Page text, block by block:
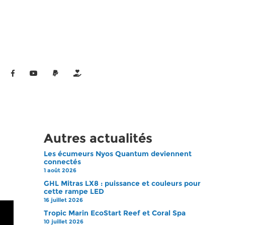
Autres actualités
Les écumeurs Nyos Quantum deviennent
connectés
1 août 2026
GHL Mitras LX8 : puissance et couleurs pour
cette rampe LED
16 juillet 2026
Tropic Marin EcoStart Reef et Coral Spa
10 juillet 2026